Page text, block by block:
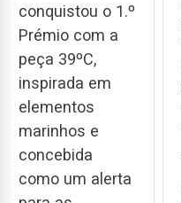
conquistou o 1.º
Prémio com a
peça 39ºC,
inspirada em
elementos
marinhos e
concebida
como um alerta